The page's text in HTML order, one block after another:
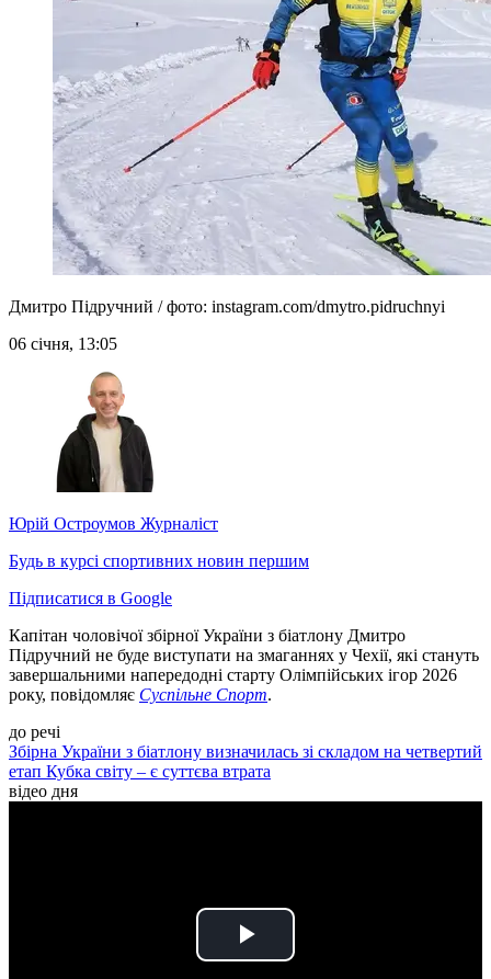
Дмитро Підручний / фото: instagram.com/dmytro.pidruchnyi
06 січня, 13:05
Юрій Остроумов Журналіст
Будь в курсі спортивних новин першим
Підписатися в Google
Капітан чоловічої збірної України з біатлону Дмитро
Підручний не буде виступати на змаганнях у Чехії, які стануть
завершальними напередодні старту Олімпійських ігор 2026
року, повідомляє Суспільне Спорт.
до речі
Збірна України з біатлону визначилась зі складом на четвертий
етап Кубка світу – є суттєва втрата
відео дня
Play